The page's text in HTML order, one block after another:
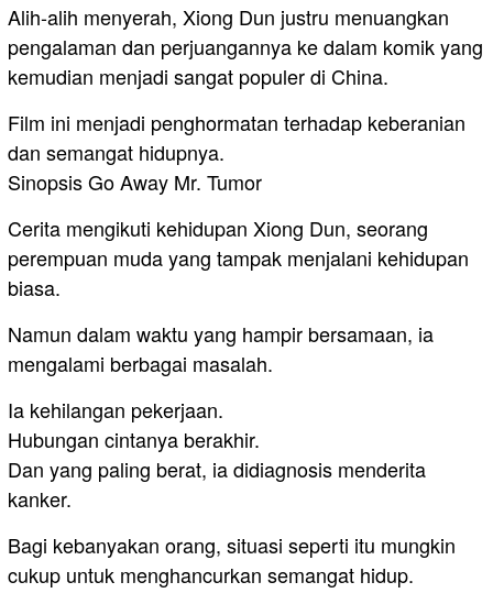
Alih-alih menyerah, Xiong Dun justru menuangkan
pengalaman dan perjuangannya ke dalam komik yang
kemudian menjadi sangat populer di China.
Film ini menjadi penghormatan terhadap keberanian
dan semangat hidupnya.
Sinopsis Go Away Mr. Tumor
Cerita mengikuti kehidupan Xiong Dun, seorang
perempuan muda yang tampak menjalani kehidupan
biasa.
Namun dalam waktu yang hampir bersamaan, ia
mengalami berbagai masalah.
Ia kehilangan pekerjaan.
Hubungan cintanya berakhir.
Dan yang paling berat, ia didiagnosis menderita
kanker.
Bagi kebanyakan orang, situasi seperti itu mungkin
cukup untuk menghancurkan semangat hidup.